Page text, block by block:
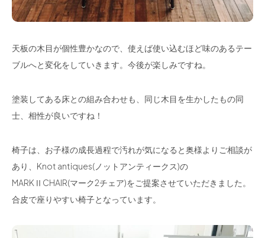
天板の木目が個性豊かなので、使えば使い込むほど味のあるテー
ブルへと変化をしていきます。今後が楽しみですね。
塗装してある床との組み合わせも、同じ木目を生かしたもの同
士、相性が良いですね！
椅子は、お子様の成長過程で汚れが気になると奥様よりご相談が
あり、Knot antiques(ノットアンティークス)の
MARKⅡCHAIR(マーク2チェア)をご提案させていただきました。
合皮で座りやすい椅子となっています。